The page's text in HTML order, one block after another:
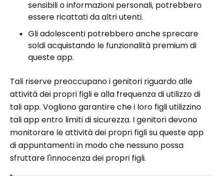
sensibili o informazioni personali, potrebbero
essere ricattati da altri utenti.
Gli adolescenti potrebbero anche sprecare
soldi acquistando le funzionalità premium di
queste app.
Tali riserve preoccupano i genitori riguardo alle
attività dei propri figli e alla frequenza di utilizzo di
tali app. Vogliono garantire che i loro figli utilizzino
tali app entro limiti di sicurezza. I genitori devono
monitorare le attività dei propri figli su queste app
di appuntamenti in modo che nessuno possa
sfruttare l'innocenza dei propri figli.